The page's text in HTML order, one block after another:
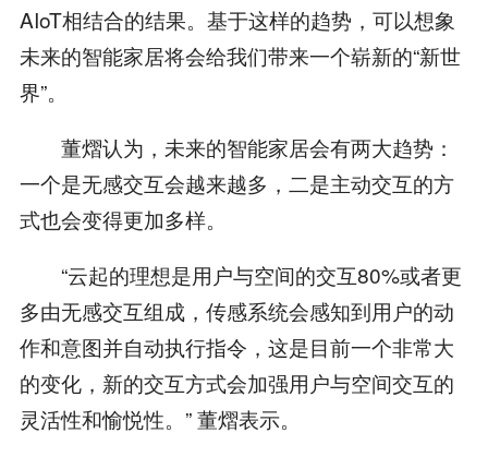
AIoT相结合的结果。基于这样的趋势，可以想象
未来的智能家居将会给我们带来一个崭新的“新世
界”。
董熠认为，未来的智能家居会有两大趋势：
一个是无感交互会越来越多，二是主动交互的方
式也会变得更加多样。
“云起的理想是用户与空间的交互80%或者更
多由无感交互组成，传感系统会感知到用户的动
作和意图并自动执行指令，这是目前一个非常大
的变化，新的交互方式会加强用户与空间交互的
灵活性和愉悦性。” 董熠表示。